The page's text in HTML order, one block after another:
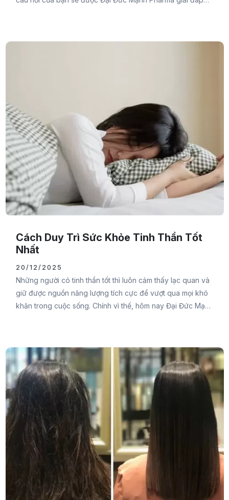
Cách Duy Trì Sức Khỏe Tinh Thần Tốt
Nhất
20/12/2025
Những người có tinh thần tốt thì luôn cảm thấy lạc quan và
giữ được nguồn năng lượng tích cực để vượt qua mọi khó
khăn trong cuộc sống. Chính vì thế, hôm nay Đại Đức Mạnh
trong cuộc sống.